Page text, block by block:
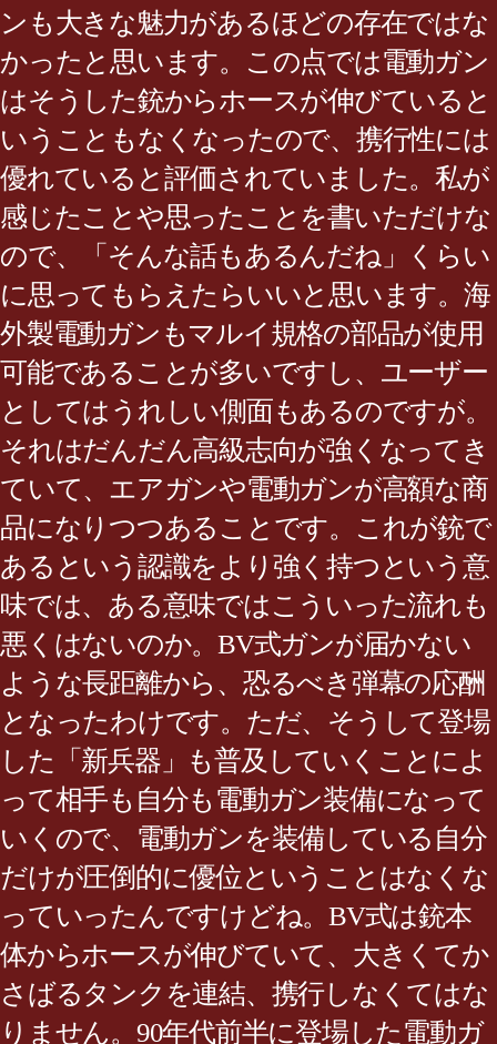
ンも大きな魅力があるほどの存在ではな
かったと思います。この点では電動ガン
はそうした銃からホースが伸びていると
いうこともなくなったので、携行性には
優れていると評価されていました。私が
感じたことや思ったことを書いただけな
ので、「そんな話もあるんだね」くらい
に思ってもらえたらいいと思います。海
外製電動ガンもマルイ規格の部品が使用
可能であることが多いですし、ユーザー
としてはうれしい側面もあるのですが。
それはだんだん高級志向が強くなってき
ていて、エアガンや電動ガンが高額な商
品になりつつあることです。これが銃で
あるという認識をより強く持つという意
味では、ある意味ではこういった流れも
悪くはないのか。BV式ガンが届かない
ような長距離から、恐るべき弾幕の応酬
となったわけです。ただ、そうして登場
した「新兵器」も普及していくことによ
って相手も自分も電動ガン装備になって
いくので、電動ガンを装備している自分
だけが圧倒的に優位ということはなくな
っていったんですけどね。BV式は銃本
体からホースが伸びていて、大きくてか
さばるタンクを連結、携行しなくてはな
りません。90年代前半に登場した電動ガ